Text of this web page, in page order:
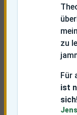
zu
Für
ist